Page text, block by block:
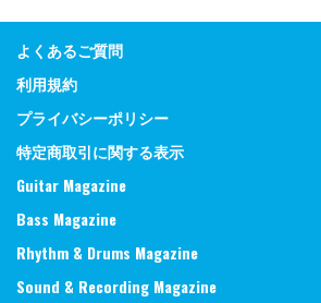
よくあるご質問
利用規約
プライバシーポリシー
特定商取引に関する表示
Guitar Magazine
Bass Magazine
Rhythm & Drums Magazine
Sound & Recording Magazine